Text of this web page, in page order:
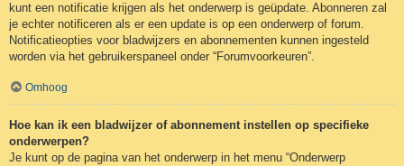
kunt een notificatie krijgen als het onderwerp is geüpdate. Abonneren zal
je echter notificeren als er een update is op een onderwerp of forum.
Notificatieopties voor bladwijzers en abonnementen kunnen ingesteld
worden via het gebruikerspaneel onder “Forumvoorkeuren”.
Omhoog
Hoe kan ik een bladwijzer of abonnement instellen op specifieke
onderwerpen?
Je kunt op de pagina van het onderwerp in het menu “Onderwerp